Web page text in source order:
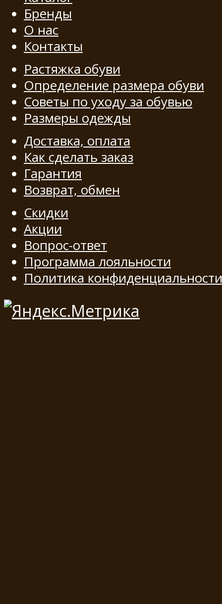
Бренды
О нас
Контакты
Растяжка обуви
Определение размера обуви
Советы по уходу за обувью
Размеры одежды
Доставка, оплата
Как сделать заказ
Гарантия
Возврат, обмен
Скидки
Акции
Вопрос-ответ
Программа лояльности
Политика конфиденциальности